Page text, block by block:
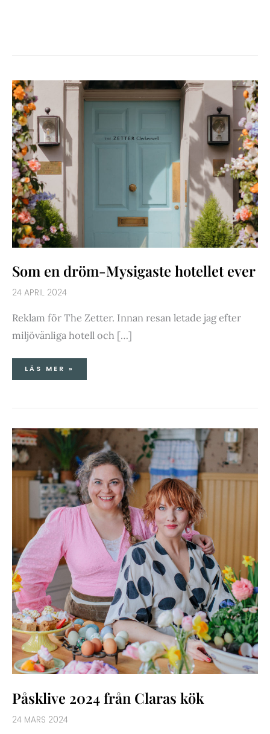
Som en dröm-Mysigaste hotellet ever
24 APRIL 2024
Reklam för The Zetter. Innan resan letade jag efter
miljövänliga hotell och […]
SOM
EN
DRÖM-
MYSIGASTE
HOTELLET
EVER
LÄS MER »
Påsklive 2024 från Claras kök
24 MARS 2024
PÅSKLIVE
2024
FRÅN
CLARAS
KÖK